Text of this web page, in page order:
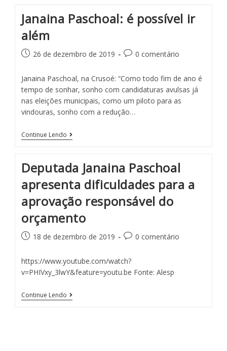
Janaina Paschoal: é possível ir
além
26 de dezembro de 2019 0 comentário
Janaina Paschoal, na Crusoé: “Como todo fim de ano é
tempo de sonhar, sonho com candidaturas avulsas já
nas eleições municipais, como um piloto para as
vindouras, sonho com a redução…
Continue Lendo
Deputada Janaina Paschoal
apresenta dificuldades para a
aprovação responsável do
orçamento
18 de dezembro de 2019 0 comentário
https://www.youtube.com/watch?
v=PHIVxy_3lwY&feature=youtu.be Fonte: Alesp
Continue Lendo